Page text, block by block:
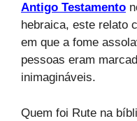
Antigo Testamento
hebraica, este relato
em que a fome
pessoas eram
inimagináveis.
Quem foi Rute na